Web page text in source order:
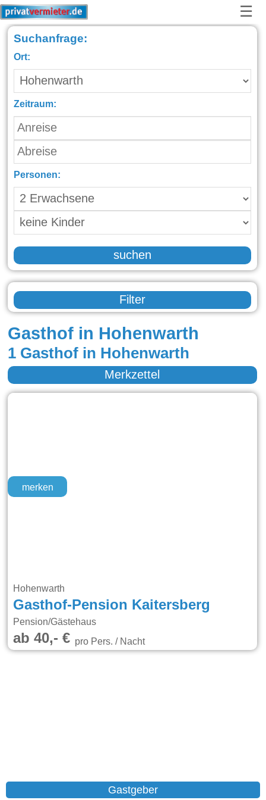
☰
Suchanfrage:
Ort:
Zeitraum:
Personen:
suchen
Filter
Gasthof in Hohenwarth
1 Gasthof in Hohenwarth
Merkzettel
merken
Hohenwarth
Gasthof-Pension Kaitersberg
Pension/Gästehaus
ab 40,- €pro Pers. / Nacht
Gastgeber